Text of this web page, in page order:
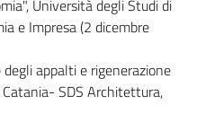
Università degli Studi di
e Impresa (2 dicembre
appalti e rigenerazione
SDS Architettura,